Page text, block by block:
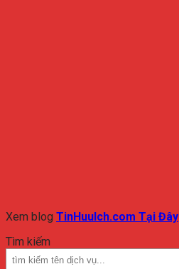
Xem blog TinHuuIch.com Tại Đây
Tìm kiếm